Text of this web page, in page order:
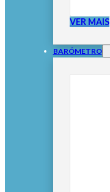
VER MAIS
BARÓMETRO